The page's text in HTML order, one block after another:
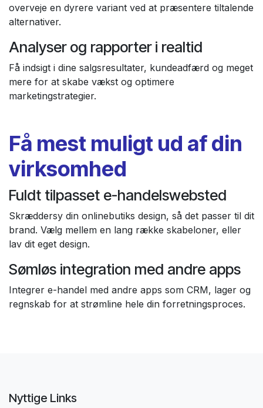
overveje en dyrere variant ved at præsentere tiltalende
alternativer.
Analyser og rapporter i realtid
Få indsigt i dine salgsresultater, kundeadfærd og meget
mere for at skabe vækst og optimere
marketingstrategier.
Få mest muligt ud af din
virksomhed
Fuldt tilpasset e-handelswebsted
Skræddersy din onlinebutiks design, så det passer til dit
brand. Vælg mellem en lang række skabeloner, eller
lav dit eget design.
Sømløs integration med andre apps
Integrer e-handel med andre apps som CRM, lager og
regnskab for at strømline hele din forretningsproces.
Nyttige Links